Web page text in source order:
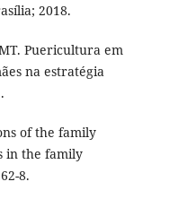
2018.
Puericultura em
na estratégia
of the family
in the family
8.